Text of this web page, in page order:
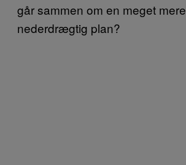
går sammen om en meget mere
nederdrægtig plan?